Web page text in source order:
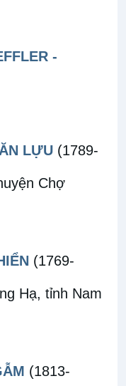
-
LỰU (1789-
Chợ
(1769-
Hạ, tỉnh Nam
(1813-